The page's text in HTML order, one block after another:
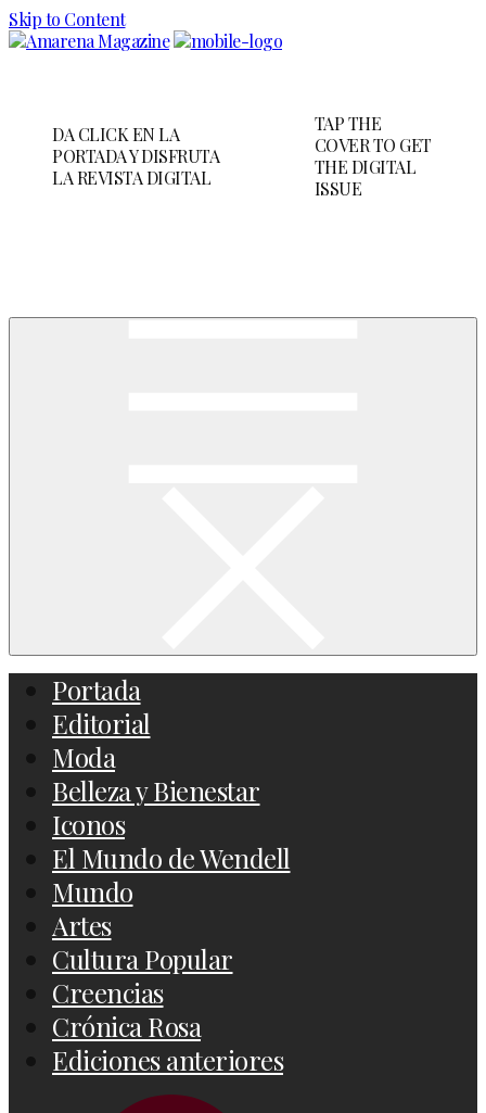
Skip to Content
DA CLICK EN LA
PORTADA Y DISFRUTA
LA REVISTA DIGITAL
TAP THE
COVER TO GET
THE DIGITAL
ISSUE
Portada
Editorial
Moda
Belleza y Bienestar
Iconos
El Mundo de Wendell
Mundo
Artes
Cultura Popular
Creencias
Crónica Rosa
Ediciones anteriores